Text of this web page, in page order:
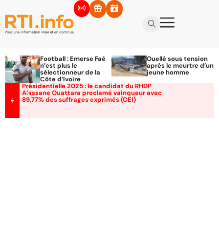
Football : Emerse Faé
n’est plus le
sélectionneur de la
Côte d’Ivoire
Ouellé sous tension
après le meurtre d’un
jeune homme
Présidentielle 2025 : le candidat du RHDP
Alassane Ouattara proclamé vainqueur avec
89,77% des suffrages exprimés (CEI)